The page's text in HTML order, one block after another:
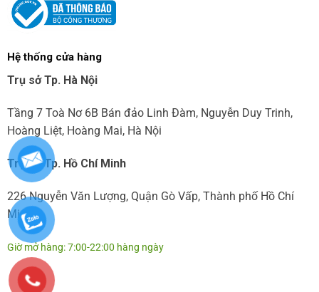
Hệ thống cửa hàng
Trụ sở Tp. Hà Nội
Tầng 7 Toà Nơ 6B Bán đảo Linh Đàm, Nguyễn Duy Trinh,
Hoàng Liệt, Hoàng Mai, Hà Nội
Trụ sở Tp. Hồ Chí Minh
226 Nguyễn Văn Lượng, Quận Gò Vấp, Thành phố Hồ Chí
Minh
Giờ mở hàng: 7:00-22:00 hàng ngày